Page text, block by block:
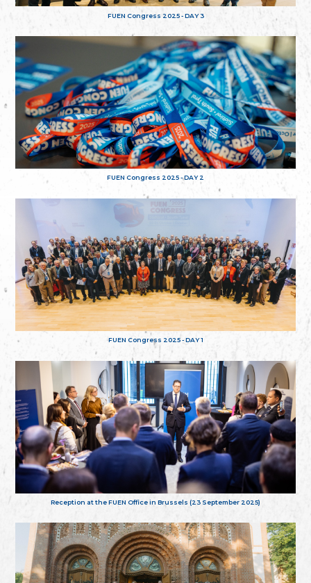
FUEN Congress 2025 - DAY 3
FUEN Congress 2025 - DAY 2
FUEN Congress 2025 - DAY 1
Reception at the FUEN Office in Brussels (23 September 2025)